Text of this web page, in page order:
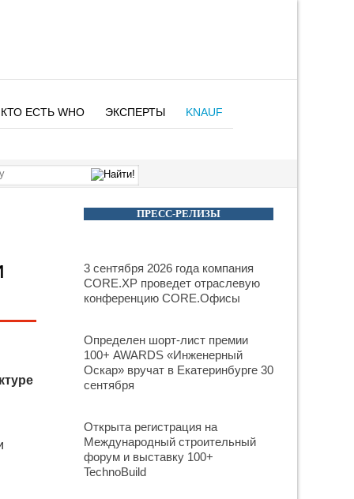
КТО ЕСТЬ WHO ЭКСПЕРТЫ KNAUF
ПРЕСС-РЕЛИЗЫ
3 сентября 2026 года компания
CORE.XP проведет отраслевую
конференцию CORE.Офисы
Определен шорт-лист премии
100+ AWARDS «Инженерный
Оскар» вручат в Екатеринбурге 30
сентября
Открыта регистрация на
Международный строительный
форум и выставку 100+
TechnoBuild